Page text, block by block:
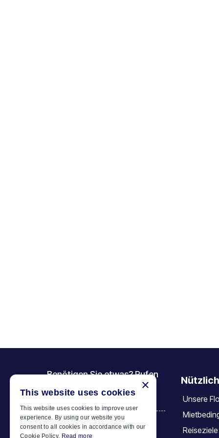
Benötigen Sie etwas? Rufen
Sie uns an
+30 6944 833 391
Car Motor Plan
Unsere
Reiseziele
×
This website uses cookies
This website uses cookies to improve user
experience. By using our website you
consent to all cookies in accordance with our
Cookie Policy. Read more